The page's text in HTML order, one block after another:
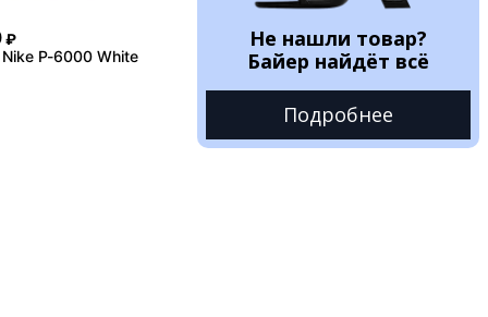
₽
P-6000 White
Не нашли товар?
Байер найдёт всё
Подробнее